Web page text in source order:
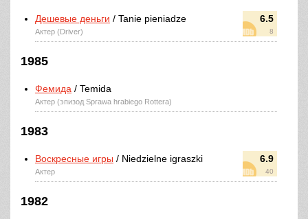
6.5
8
Дешевые деньги / Tanie pieniadze
Актер (Driver)
1985
Фемида / Temida
Актер (эпизод Sprawa hrabiego Rottera)
1983
6.9
40
Воскресные игры / Niedzielne igraszki
Актер
1982